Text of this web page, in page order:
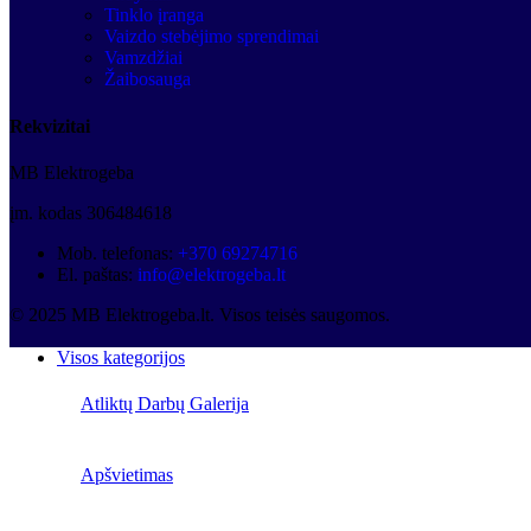
Tinklo įranga
Vaizdo stebėjimo sprendimai
Vamzdžiai
Žaibosauga
Rekvizitai
MB Elektrogeba
įm. kodas 306484618
Mob. telefonas: +370 69274716
El. paštas: info@elektrogeba.lt
© 2025 MB Elektrogeba.lt. Visos teisės saugomos.
Visos kategorijos
Atliktų Darbų Galerija
Apšvietimas